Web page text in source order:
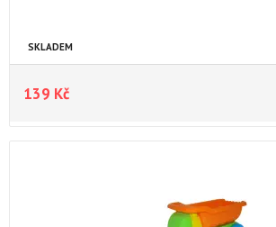
SKLADEM
139 Kč